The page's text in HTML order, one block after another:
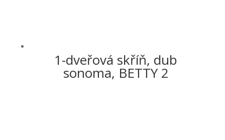
1-dveřová skříň, dub
sonoma, BETTY 2